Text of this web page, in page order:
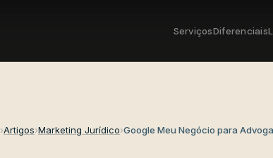
ServiçosDiferenciais
›Artigos›Marketing Jurídico›Google Meu Negócio para